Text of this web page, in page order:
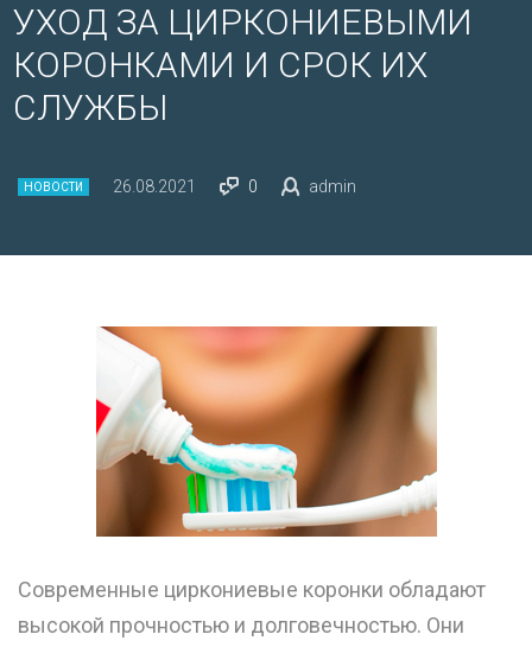
УХОД ЗА ЦИРКОНИЕВЫМИ
КОРОНКАМИ И СРОК ИХ
СЛУЖБЫ
НОВОСТИ 26.08.2021 0 admin
Современные циркониевые коронки обладают
высокой прочностью и долговечностью. Они